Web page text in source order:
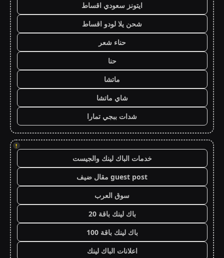
ايتونز سعودي اقساط
شحن يلا لودو اقساط
حناء شعر
حنا
ماتشا
شاي ماتشا
شدات ببجي تمارا
!
خدمات الباك لينك والجيست
guest post مقال ضيف
سوق العرب
باك لينك باقة 20
باك لينك باقة 100
اعلانات الباك لينك